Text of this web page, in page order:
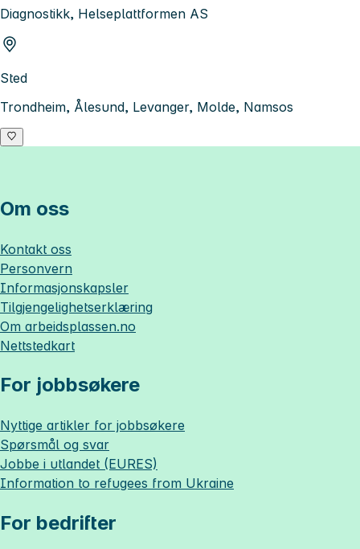
Diagnostikk, Helseplattformen AS
Sted
Trondheim, Ålesund, Levanger, Molde, Namsos
Om oss
Kontakt oss
Personvern
Informasjonskapsler
Tilgjengelighetserklæring
Om arbeidsplassen.no
Nettstedkart
For jobbsøkere
Nyttige artikler for jobbsøkere
Spørsmål og svar
Jobbe i utlandet (EURES)
Information to refugees from Ukraine
For bedrifter